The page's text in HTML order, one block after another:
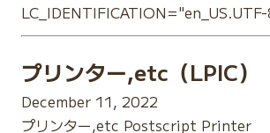
プリンター,etc（LPIC）
December 11, 2022
プリンター,etc Postscript Printer